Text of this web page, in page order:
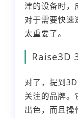
津的设备时，
对于需要快速
太重要了。
Raise3D
对了，提到
关注的品牌。
出色，而且操